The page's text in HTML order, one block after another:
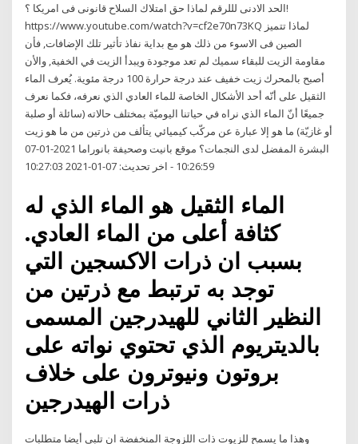
الحد الادنى لللرقم لماذا حق امتلاك السلاح قانونى فى امريكا ؟!
https://www.youtube.com/watch?v=cf2e70n73KQ لماذا تتميز
الصين فى الاسوء من ذلك هو مع بداية نفاذ تأثير تلك الإضافات, فأن
مقاومة الزيت للبقاء سميك لم تعد موجودة ويبدأ الزيت في الخفية, والأن
أصبح بالمحرك زيت خفيف عند درجة حرارة 100 درجة مئوية. يُعرف الماء
الثقيل على أنّه أحد الأشكال الخاصة للماء العادي الذي نعرفه، فكما نعرف
جميعًا أنّ الماء الذي نراه في حياتنا اليوميّة بمختلف حالاته (سائلة أو صلبة
أو غازيّة) ما هو إلا عبارة عن مركّب كيميائي يتألف من ذرتين من ما هو زيت
البشرة المفضل لدى النجمات؟ موقع بانيت وصحيفة بانوراما 2021-01-07
10:26:59 - اخر تحديث: 07-01-2021 10:27:03
الماء الثقيل هو الماء الذي له
كثافة أعلى من الماء العادي.
بسبب ان ذرات الاكسجين التي
توجد به ترتبط مع ذرتين من
النظير الثاني للهيدرجين المسمى
بالديتريوم الذي تحتوي نواته على
بروتون ونيوترون على خلاف
ذرات الهيدرجين
وهذا ما يسمح للزيوت ذات اللزوجة المنخفضة ان تلبي أيضا متطلبات